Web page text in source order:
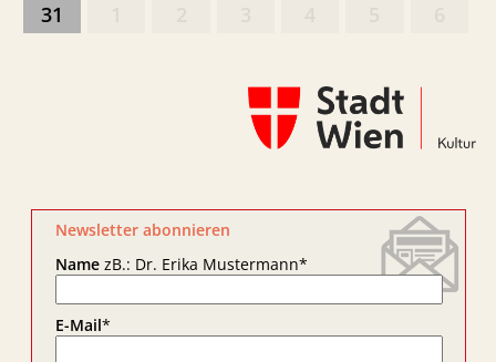
31
Newsletter abonnieren
NamezB.: Dr. Erika Mustermann*
E-Mail*